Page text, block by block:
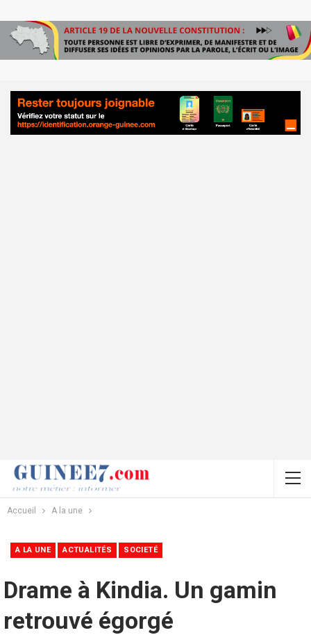
Accueil A la une
A LA UNE ACTUALITÉS SOCIETÉ
Drame à Kindia. Un gamin
retrouvé égorgé